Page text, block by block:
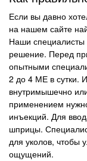
Если вы давно
на нашем сайте
Наши специалисты
решение. Перед
опытными
2 до 4 МЕ в сутки.
внутримышечно
применением
инъекций. Для
шприцы.
для уколов, чтобы
ощущений.